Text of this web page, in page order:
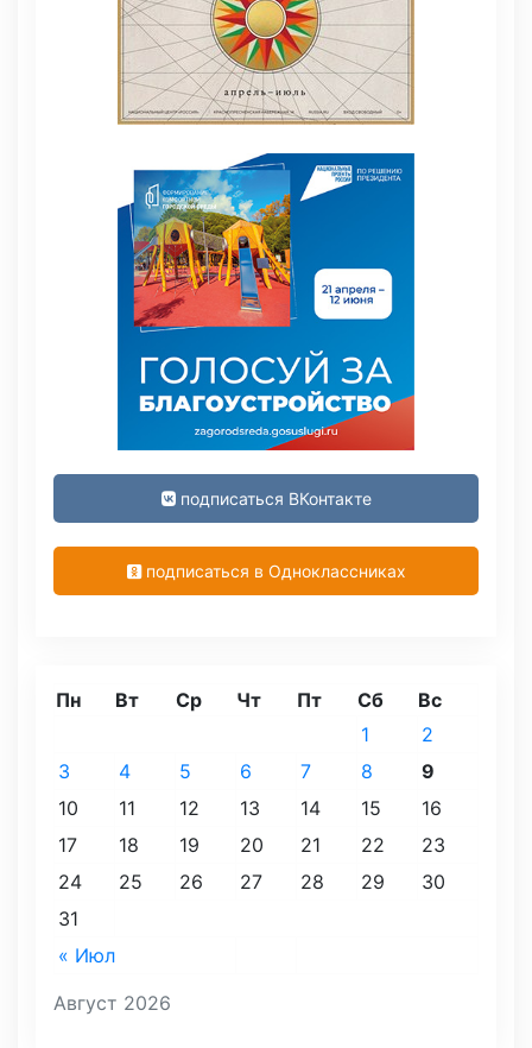
подписаться ВКонтакте
подписаться в Одноклассниках
Август 2026
Пн Вт Ср Чт Пт Сб Вс
« Июл
1
2
3
4 5 6 7 8
9
10
11 12 13 14 15
16
17
18 19 20 21 22
23
24
25 26 27 28 29
30
31